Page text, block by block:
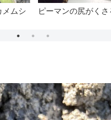
メムシ
ピーマンの尻がくさ